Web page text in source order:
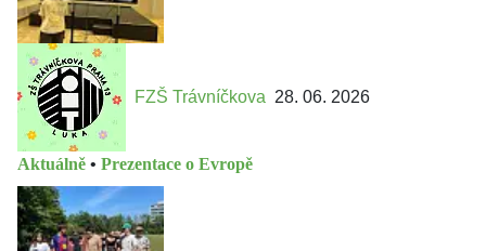
FZŠ Trávníčkova 28. 06. 2026
Aktuálně • Prezentace o Evropě